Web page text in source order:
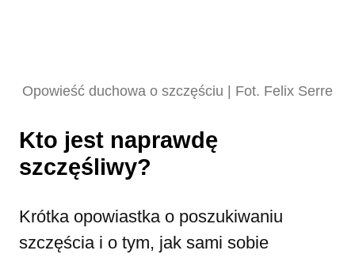
Opowieść duchowa o szczęściu | Fot. Felix Serre
Kto jest naprawdę
szczęśliwy?
Krótka opowiastka o poszukiwaniu
szczęścia i o tym, jak sami sobie